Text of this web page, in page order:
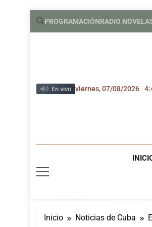
Saltar
PROGRAMACIÓNRADIO
En vivo viernes, 07/08/2026
Inicio Noticias de Cuba